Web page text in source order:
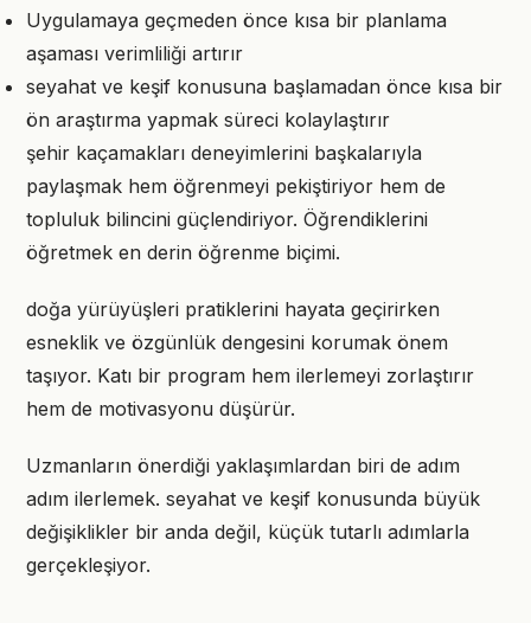
Uygulamaya geçmeden önce kısa bir planlama
aşaması verimliliği artırır
seyahat ve keşif konusuna başlamadan önce kısa bir
ön araştırma yapmak süreci kolaylaştırır
şehir kaçamakları deneyimlerini başkalarıyla
paylaşmak hem öğrenmeyi pekiştiriyor hem de
topluluk bilincini güçlendiriyor. Öğrendiklerini
öğretmek en derin öğrenme biçimi.
doğa yürüyüşleri pratiklerini hayata geçirirken
esneklik ve özgünlük dengesini korumak önem
taşıyor. Katı bir program hem ilerlemeyi zorlaştırır
hem de motivasyonu düşürür.
Uzmanların önerdiği yaklaşımlardan biri de adım
adım ilerlemek. seyahat ve keşif konusunda büyük
değişiklikler bir anda değil, küçük tutarlı adımlarla
gerçekleşiyor.